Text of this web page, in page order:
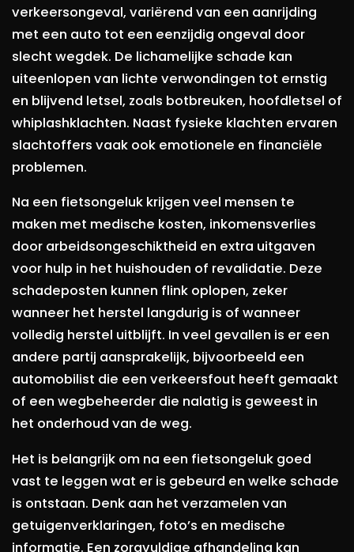
verkeersongeval, variërend van een aanrijding
met een auto tot een eenzijdig ongeval door
slecht wegdek. De lichamelijke schade kan
uiteenlopen van lichte verwondingen tot ernstig
en blijvend letsel, zoals botbreuken, hoofdletsel of
whiplashklachten. Naast fysieke klachten ervaren
slachtoffers vaak ook emotionele en financiële
problemen.
Na een fietsongeluk krijgen veel mensen te
maken met medische kosten, inkomensverlies
door arbeidsongeschiktheid en extra uitgaven
voor hulp in het huishouden of revalidatie. Deze
schadeposten kunnen flink oplopen, zeker
wanneer het herstel langdurig is of wanneer
volledig herstel uitblijft. In veel gevallen is er een
andere partij aansprakelijk, bijvoorbeeld een
automobilist die een verkeersfout heeft gemaakt
of een wegbeheerder die nalatig is geweest in
het onderhoud van de weg.
Het is belangrijk om na een fietsongeluk goed
vast te leggen wat er is gebeurd en welke schade
is ontstaan. Denk aan het verzamelen van
getuigenverklaringen, foto’s en medische
informatie. Een zorgvuldige afhandeling kan